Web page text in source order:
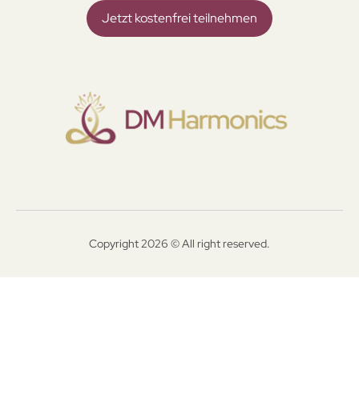
Jetzt kostenfrei teilnehmen
Copyright 2026 © All right reserved.